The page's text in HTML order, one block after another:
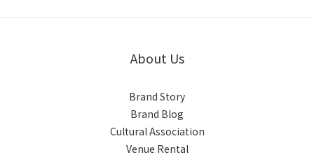
About Us
Brand Story
Brand Blog
Cultural Association
Venue Rental